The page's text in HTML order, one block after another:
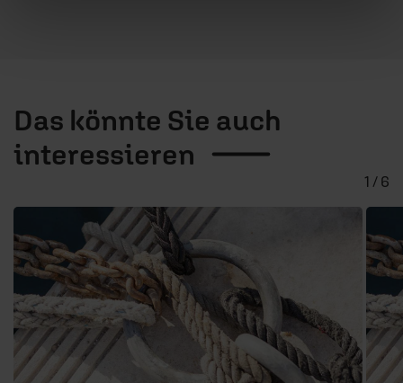
Das könnte Sie auch
interessieren
1 / 6